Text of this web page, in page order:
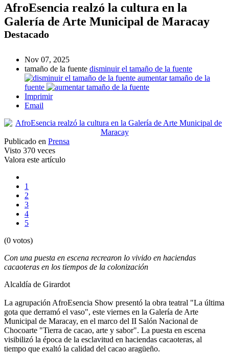
AfroEsencia realzó la cultura en la
Galería de Arte Municipal de Maracay
Destacado
Nov 07, 2025
tamaño de la fuente disminuir el tamaño de la fuente
aumentar tamaño de la
fuente
Imprimir
Email
Publicado en Prensa
Visto 370 veces
Valora este artículo
1
2
3
4
5
(0 votos)
Con una puesta en escena recrearon lo vivido en haciendas
cacaoteras en los tiempos de la colonización
Alcaldía de Girardot
La agrupación AfroEsencia Show presentó la obra teatral "La última
gota que derramó el vaso", este viernes en la Galería de Arte
Municipal de Maracay, en el marco del II Salón Nacional de
Chocoarte "Tierra de cacao, arte y sabor". La puesta en escena
visibilizó la época de la esclavitud en haciendas cacaoteras, al
tiempo que exaltó la calidad del cacao aragüeño.